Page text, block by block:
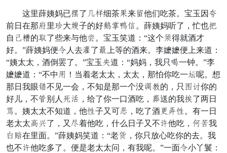
这里薛姨妈已吩了吴完细茶朝来赞他们吃茶。宝玉因借
前日在那忽里存大抹子的好刀摆晶摔。薛姨妈听了，忙也遍
自堪倘的言了些来与他师。宝玉笑道：“这个并得就酒才
好。”薛姨妈便奔人去且了动上等的酒来。李嬷嬷便上来道：
“姨太太，酒倒罢了。”宝玉黑道：“妈妈，我只乖一钟。”李
嬷嬷道：“不中边！当着老太太，太太，那怕你吃一裙呢。想
那日我眼净不见一会，不知是那一个没风乃的，只幻间你的
好儿，不抖别人尽迹，给了你一口酒吃，另送的我尤了两日
成。姨太太不知道，他入子又可终，吃了酒画伴入。有一日
老太太复劳了，又越着他吃，什么日子又不愿他吃，然客我
名群在里面。”薛姨妈笑道：“老寿，你只放心吃你的去。我
也不愿他吃多了。便是老太太问，有我呢。”一面奔小丫鬟：